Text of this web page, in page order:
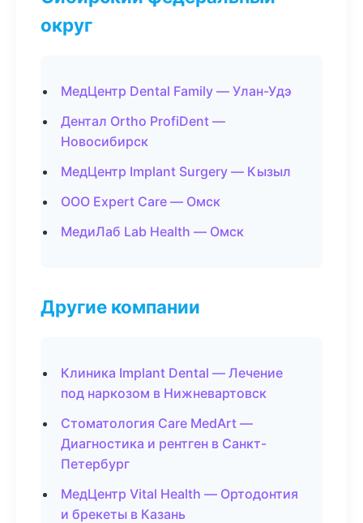
округ
МедЦентр Dental Family — Улан-Удэ
Дентал Ortho ProfiDent —
Новосибирск
МедЦентр Implant Surgery — Кызыл
ООО Expert Care — Омск
МедиЛаб Lab Health — Омск
Другие компании
Клиника Implant Dental — Лечение
под наркозом в Нижневартовск
Стоматология Care MedArt —
Диагностика и рентген в Санкт-
Петербург
МедЦентр Vital Health — Ортодонтия
и брекеты в Казань